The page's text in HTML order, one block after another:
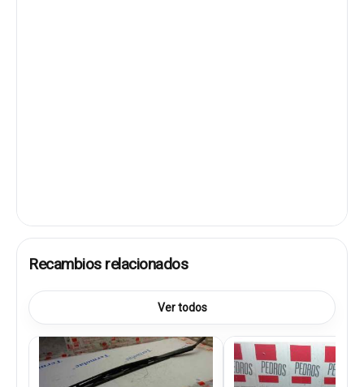
Recambios relacionados
Ver todos